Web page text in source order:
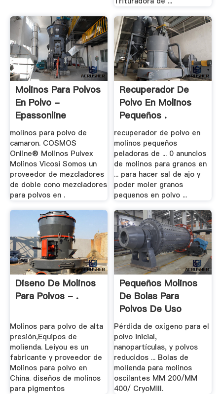
Molinos Para Polvos
En Polvo -
Epassonline
molinos para polvo de
camaron. COSMOS
Online® Molinos Pulvex
Molinos Vicosi Somos un
proveedor de mezcladores
de doble cono mezcladores
para polvos en .
Recuperador De
Polvo En Molinos
Pequeños .
recuperador de polvo en
molinos pequeños
peladoras de ... 0 anuncios
de molinos para granos en
... para hacer sal de ajo y
poder moler granos
pequenos en polvo ...
Diseno De Molinos
Para Polvos - .
Molinos para polvo de alta
presión,Equipos de
molienda. Leiyou es un
fabricante y proveedor de
Molinos para polvo en
China. diseños de molinos
para pigmentos
Pequeños Molinos
De Bolas Para
Polvos De Uso
Pérdida de oxígeno para el
polvo inicial,
nanopartículas, y polvos
reducidos ... Bolas de
molienda para molinos
oscilantes MM 200/MM
400/ CryoMill.